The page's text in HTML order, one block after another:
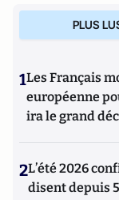
PLUS
1Les Français
européenne
ira le grand
2L’été 2026
disent depuis